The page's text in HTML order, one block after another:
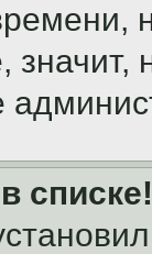
списке!